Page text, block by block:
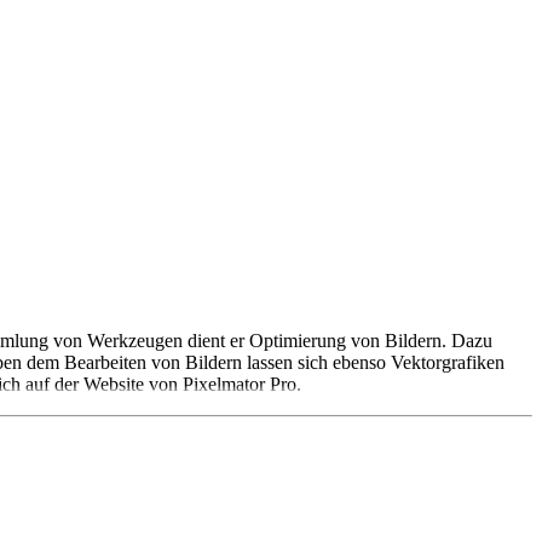
von Werkzeugen dient er Optimierung von Bildern. Dazu
dem Bearbeiten von Bildern lassen sich ebenso Vektorgrafiken
auf der Website von Pixelmator Pro.